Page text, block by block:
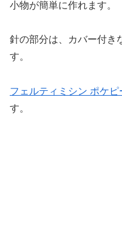
小物が簡単に作れます。
針の部分は、カバー付き
す。
フェルティミシン ポケピ
す。